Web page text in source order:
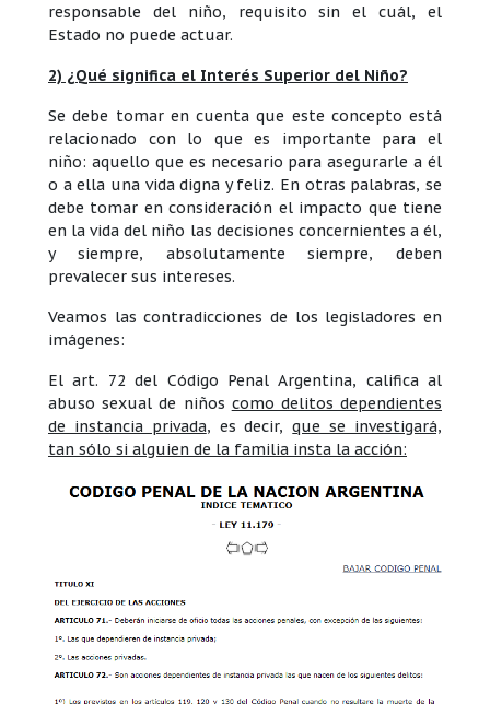
responsable del niño, requisito sin el cuál, el
Estado no puede actuar.
2) ¿Qué significa el Interés Superior del Niño?
Se debe tomar en cuenta que este concepto está
relacionado con lo que es importante para el
niño: aquello que es necesario para asegurarle a él
o a ella una vida digna y feliz. En otras palabras, se
debe tomar en consideración el impacto que tiene
en la vida del niño las decisiones concernientes a él,
y siempre, absolutamente siempre, deben
prevalecer sus intereses.
Veamos las contradicciones de los legisladores en
imágenes:
El art. 72 del Código Penal Argentina, califica al
abuso sexual de niños como delitos dependientes
de instancia privada, es decir,que se investigará,
tan sólo si alguien de la familia insta la acción: